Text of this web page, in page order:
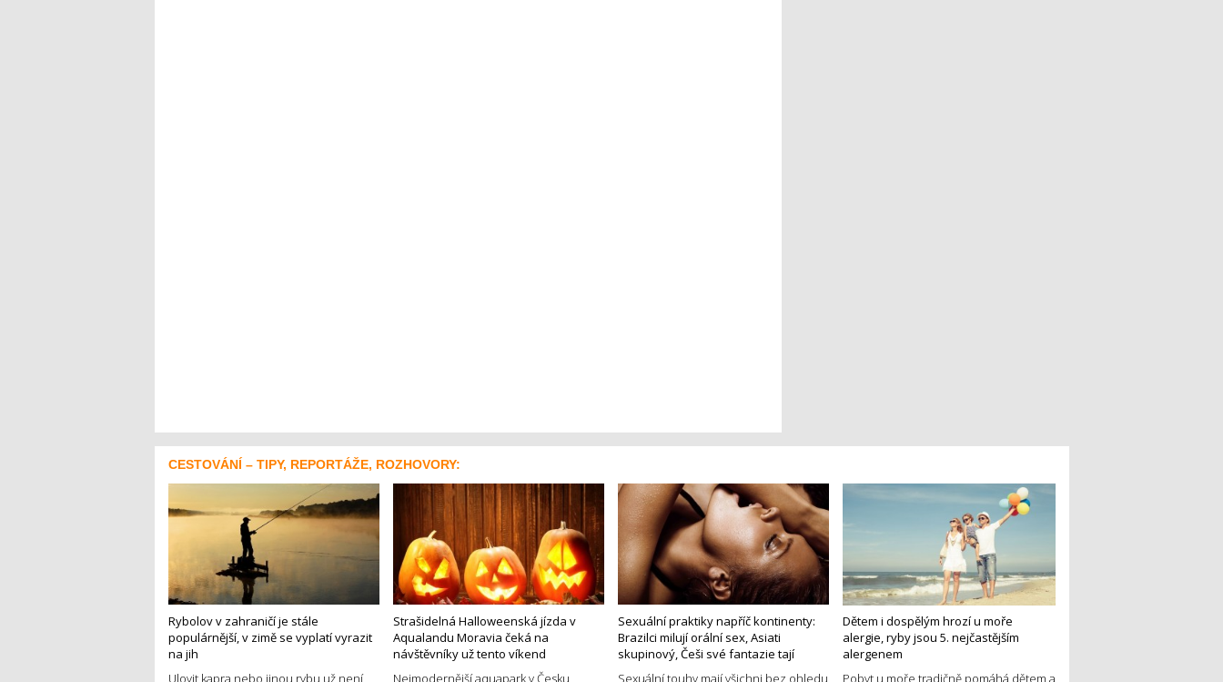
CESTOVÁNÍ – TIPY, REPORTÁŽE, ROZHOVORY:
Rybolov v zahraničí je stále
populárnější, v zimě se vyplatí vyrazit
na jih
Ulovit kapra nebo jinou rybu už není
Strašidelná Halloweenská jízda v
Aqualandu Moravia čeká na
návštěvníky už tento víkend
Nejmodernější aquapark v Česku
Sexuální praktiky napříč kontinenty:
Brazilci milují orální sex, Asiati
skupinový, Češi své fantazie tají
Sexuální touhy mají všichni bez ohledu
Dětem i dospělým hrozí u moře
alergie, ryby jsou 5. nejčastějším
alergenem
Pobyt u moře tradičně pomáhá dětem a